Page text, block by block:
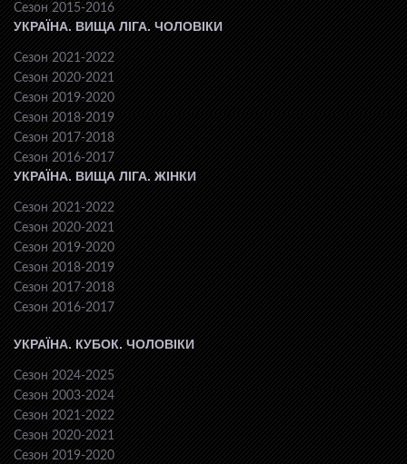
Сезон 2015-2016
УКРАЇНА. ВИЩА ЛІГА. ЧОЛОВІКИ
Сезон 2021-2022
Сезон 2020-2021
Сезон 2019-2020
Сезон 2018-2019
Сезон 2017-2018
Сезон 2016-2017
УКРАЇНА. ВИЩА ЛІГА. ЖІНКИ
Сезон 2021-2022
Сезон 2020-2021
Сезон 2019-2020
Сезон 2018-2019
Сезон 2017-2018
Сезон 2016-2017
УКРАЇНА. КУБОК. ЧОЛОВІКИ
Сезон 2024-2025
Сезон 2003-2024
Сезон 2021-2022
Сезон 2020-2021
Сезон 2019-2020